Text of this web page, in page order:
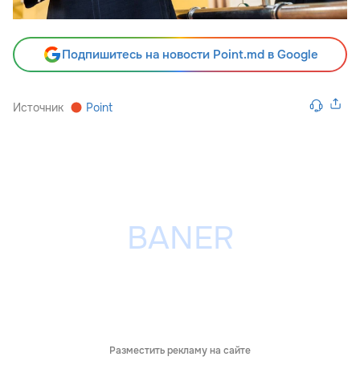
Подпишитесь на новости Point.md в Google
Источник Point
Разместить рекламу на сайте